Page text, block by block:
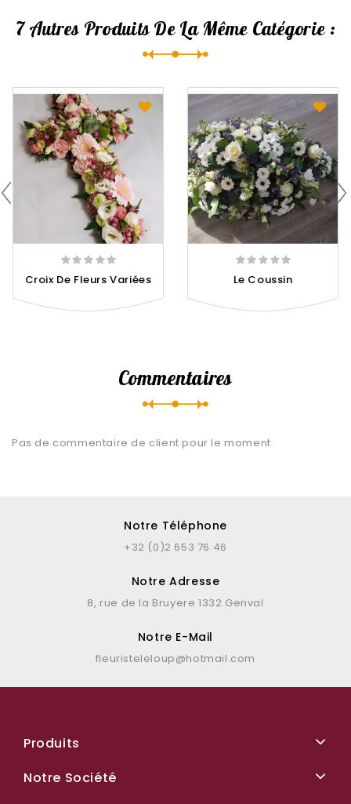
7 Autres Produits De La Même Catégorie :
Croix De Fleurs Variées Le Coussin
Commentaires
Pas de commentaire de client pour le moment
Notre Téléphone
+32 (0)2 653 76 46
Notre Adresse
8, rue de la Bruyere 1332 Genval
Notre E-Mail
fleuristeleloup@hotmail.com
Produits
Notre Société